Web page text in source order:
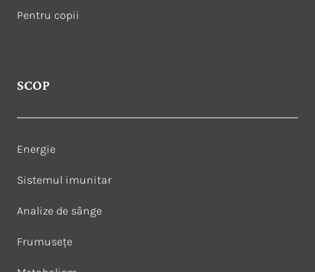
Pentru copii
SCOP
Energie
Sistemul imunitar
Analize de sânge
Frumusețe